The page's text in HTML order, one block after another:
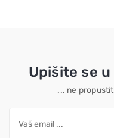
Upišite se
... ne